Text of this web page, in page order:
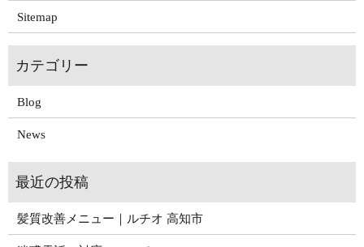
Sitemap
Blog
News
髪質改善メニュー｜ルチオ 高知市